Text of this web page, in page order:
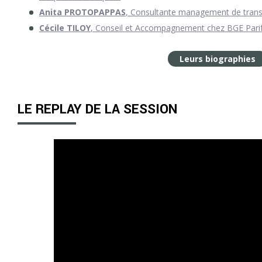
Anita PROTOPAPPAS, Consultante management de
Cécile TILOY, Conseil et Accompagnement chez BGE
Leurs biographies
LE REPLAY DE LA SESSION